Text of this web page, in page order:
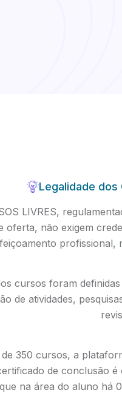
Legalidade dos
LIVRES,
oferta, não exigem
profissional,
cursos foram
de atividades,
350 cursos, a
de conclusão
na área do aluno há